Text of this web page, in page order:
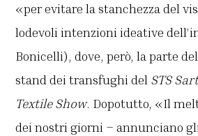
«per evitare la stanchezza del
lodevoli intenzioni ideative
Bonicelli), dove, però, la parte
stand dei transfughi del STS
Textile Show. Dopotutto, «Il
dei nostri giorni – annunciano